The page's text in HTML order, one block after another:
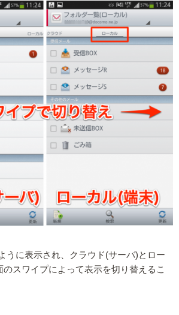
うに表示され、クラウド(サーバ)とロー
のスワイプによって表示を切り替えるこ